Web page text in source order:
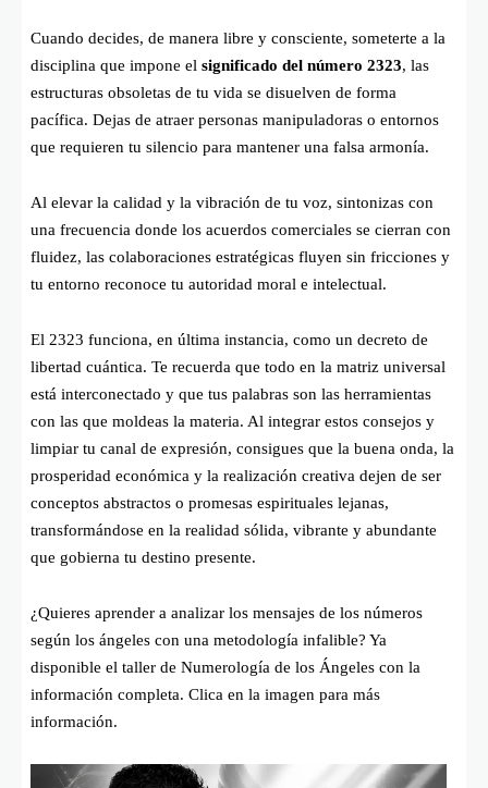
Cuando decides, de manera libre y consciente, someterte a la
disciplina que impone el significado del número 2323, las
estructuras obsoletas de tu vida se disuelven de forma
pacífica. Dejas de atraer personas manipuladoras o entornos
que requieren tu silencio para mantener una falsa armonía.
Al elevar la calidad y la vibración de tu voz, sintonizas con
una frecuencia donde los acuerdos comerciales se cierran con
fluidez, las colaboraciones estratégicas fluyen sin fricciones y
tu entorno reconoce tu autoridad moral e intelectual.
El 2323 funciona, en última instancia, como un decreto de
libertad cuántica. Te recuerda que todo en la matriz universal
está interconectado y que tus palabras son las herramientas
con las que moldeas la materia. Al integrar estos consejos y
limpiar tu canal de expresión, consigues que la buena onda, la
prosperidad económica y la realización creativa dejen de ser
conceptos abstractos o promesas espirituales lejanas,
transformándose en la realidad sólida, vibrante y abundante
que gobierna tu destino presente.
¿Quieres aprender a analizar los mensajes de los números
según los ángeles con una metodología infalible? Ya
disponible el taller de Numerología de los Ángeles con la
información completa. Clica en la imagen para más
información.